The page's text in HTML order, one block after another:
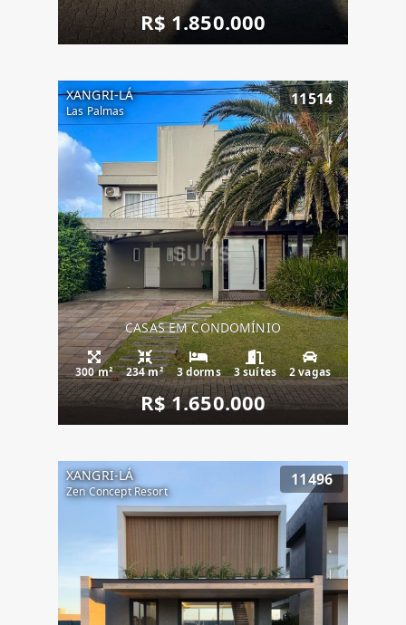
R$ 1.850.000
XANGRI-LÁ
Las Palmas
11514
CASAS EM CONDOMÍNIO
300 m² 234 m² 3 dorms 3 suítes 2 vagas
R$ 1.650.000
XANGRI-LÁ
Zen Concept Resort
11496